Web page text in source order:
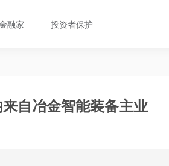
融家 投资者保护
自冶金智能装备主业